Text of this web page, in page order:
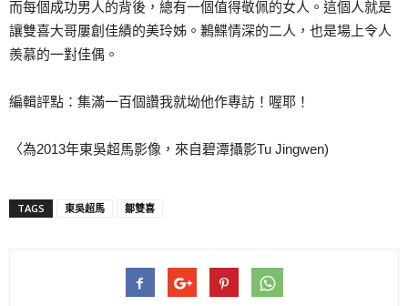
而每個成功男人的背後，總有一個值得敬佩的女人。這個人就是
讓雙喜大哥屢創佳績的美玲姊。鶼鰈情深的二人，也是場上令人
羨慕的一對佳偶。
編輯評點：集滿一百個讚我就坳他作專訪！喔耶！
〈為2013年東吳超馬影像，來自碧潭攝影Tu Jingwen)
TAGS 東吳超馬 鄒雙喜